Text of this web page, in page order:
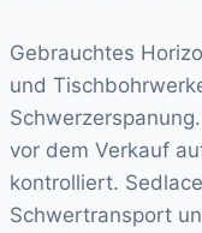
Gebrauchtes
und
vor dem Verkauf
kontrolliert.
Schwertransport